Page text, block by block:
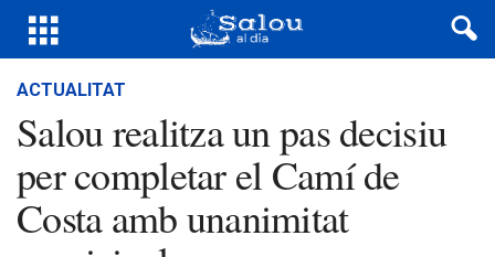
ACTUALITAT
Salou realitza un pas decisiu
per completar el Camí de
Costa amb unanimitat